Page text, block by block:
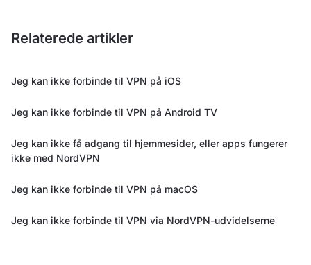
Relaterede artikler
Jeg kan ikke forbinde til VPN på iOS
Jeg kan ikke forbinde til VPN på Android TV
Jeg kan ikke få adgang til hjemmesider, eller apps fungerer
ikke med NordVPN
Jeg kan ikke forbinde til VPN på macOS
Jeg kan ikke forbinde til VPN via NordVPN-udvidelserne